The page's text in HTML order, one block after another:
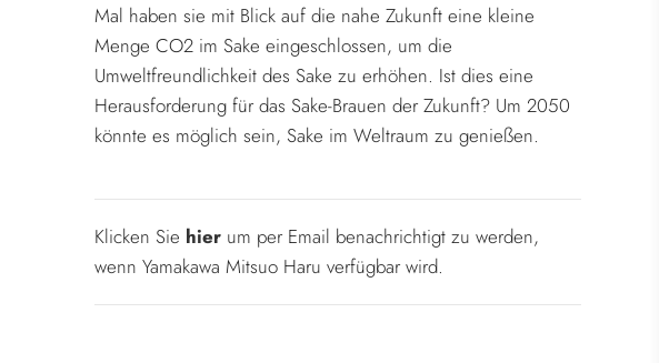
Mal haben sie mit Blick auf die nahe Zukunft eine kleine
Menge CO2 im Sake eingeschlossen, um die
Umweltfreundlichkeit des Sake zu erhöhen. Ist dies eine
Herausforderung für das Sake-Brauen der Zukunft? Um 2050
könnte es möglich sein, Sake im Weltraum zu genießen.
Klicken Sie hier um per Email benachrichtigt zu werden,
wenn Yamakawa Mitsuo Haru verfügbar wird.